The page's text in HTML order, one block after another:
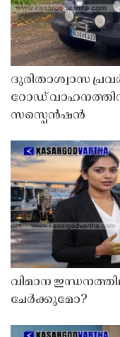
ദുരിതാശ്വാസ
റോഡ് വാഹനത്തിന്
സസ്പെൻഷൻ
വിമാന
ചേർക്കുമോ?